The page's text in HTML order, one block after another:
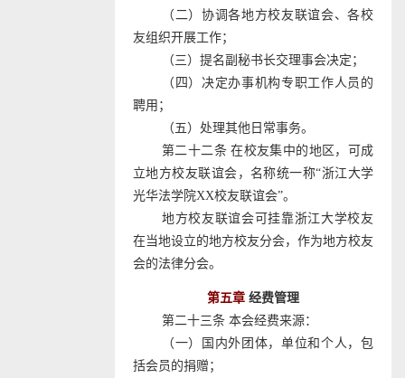
（二）协调各地方校友联谊会、各校
友组织开展工作；
（三）提名副秘书长交理事会决定；
（四）决定办事机构专职工作人员的
聘用；
（五）处理其他日常事务。
第二十二条 在校友集中的地区，可成
立地方校友联谊会，名称统一称“浙江大学
光华法学院XX校友联谊会”。
地方校友联谊会可挂靠浙江大学校友
在当地设立的地方校友分会，作为地方校友
会的法律分会。
第五章 经费管理
第二十三条 本会经费来源：
（一）国内外团体，单位和个人，包
括会员的捐赠；